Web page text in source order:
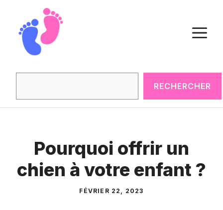
contenu
RECHERCHER
Pourquoi offrir un
chien à votre enfant ?
FÉVRIER 22, 2023